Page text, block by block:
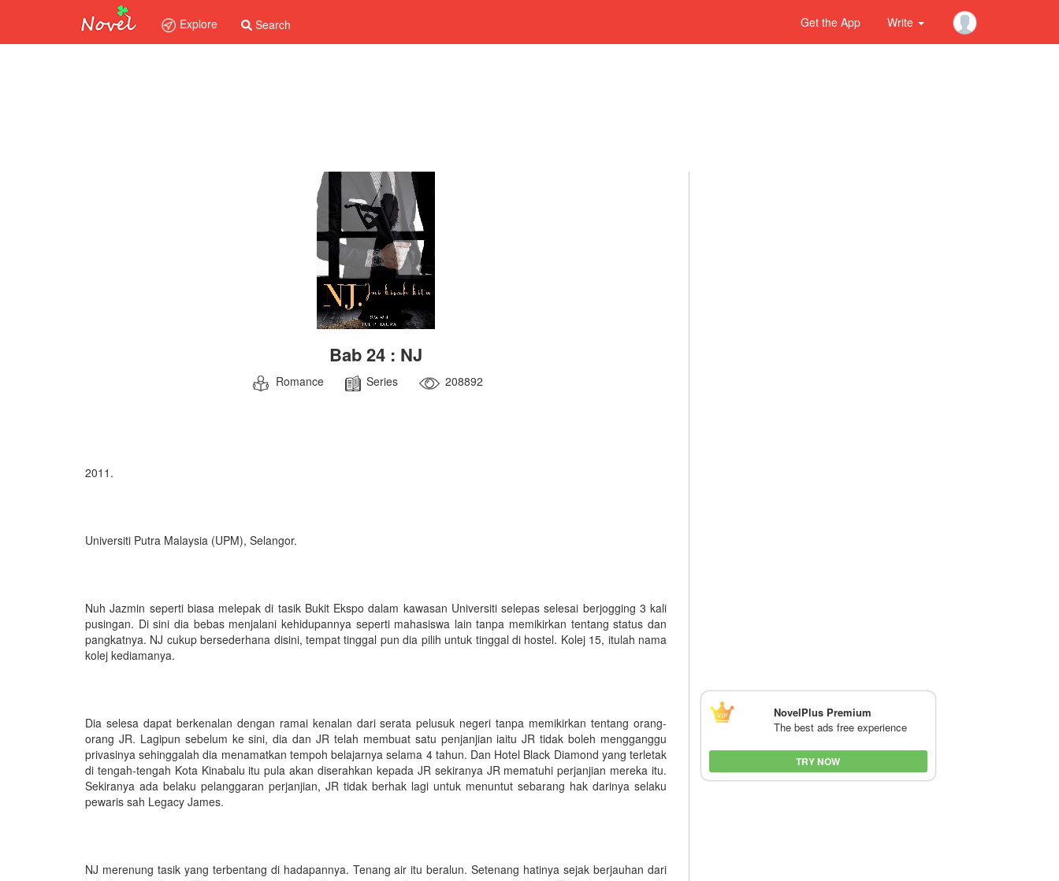
Explore Search Get the App Write
Bab 24 : NJ
Romance Series 208892
2011.
Universiti Putra Malaysia (UPM), Selangor.
Nuh Jazmin seperti biasa melepak di tasik Bukit Ekspo dalam kawasan Universiti selepas selesai berjogging 3 kali
pusingan. Di sini dia bebas menjalani kehidupannya seperti mahasiswa lain tanpa memikirkan tentang status dan
pangkatnya. NJ cukup bersederhana disini, tempat tinggal pun dia pilih untuk tinggal di hostel. Kolej 15, itulah nama
kolej kediamanya.
Dia selesa dapat berkenalan dengan ramai kenalan dari serata pelusuk negeri tanpa memikirkan tentang orang-
orang JR. Lagipun sebelum ke sini, dia dan JR telah membuat satu penjanjian iaitu JR tidak boleh mengganggu
privasinya sehinggalah dia menamatkan tempoh belajarnya selama 4 tahun. Dan Hotel Black Diamond yang terletak
di tengah-tengah Kota Kinabalu itu pula akan diserahkan kepada JR sekiranya JR mematuhi perjanjian mereka itu.
Sekiranya ada belaku pelanggaran perjanjian, JR tidak berhak lagi untuk menuntut sebarang hak darinya selaku
pewaris sah Legacy James.
NJ merenung tasik yang terbentang di hadapannya. Tenang air itu beralun. Setenang hatinya sejak berjauhan dari
NovelPlus Premium
The best ads free experience
TRY NOW